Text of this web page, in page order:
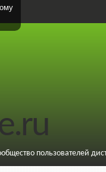
пользователей